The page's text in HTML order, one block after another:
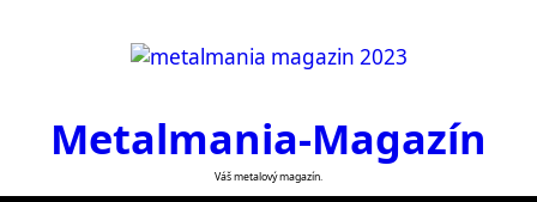
Metalmania-Magazín
Váš metalový magazín.